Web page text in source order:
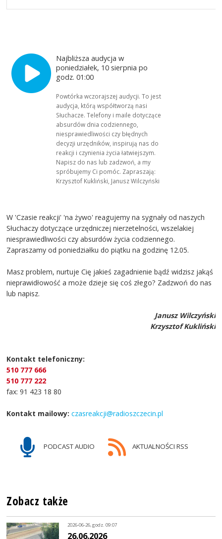
Najbliższa audycja w
poniedziałek, 10 sierpnia po
godz. 01:00
Powtórka wczorajszej audycji. To jest
audycja, którą współtworzą nasi
Słuchacze. Telefony i maile dotyczące
absurdów dnia codziennego,
niesprawiedliwości czy błędnych
decyzji urzędników, inspirują nas do
reakcji i czynienia życia łatwiejszym.
Napisz do nas lub zadzwoń, a my
spróbujemy Ci pomóc. Zapraszają:
Krzysztof Kukliński, Janusz Wilczyński
W 'Czasie reakcji' 'na żywo' reagujemy na sygnały od naszych
Słuchaczy dotyczące urzędniczej nierzetelności, wszelakiej
niesprawiedliwości czy absurdów życia codziennego.
Zapraszamy od poniedziałku do piątku na godzinę 12.05.
Masz problem, nurtuje Cię jakieś zagadnienie bądź widzisz jakąś
nieprawidłowość a może dzieje się coś złego? Zadzwoń do nas
lub napisz.
Janusz Wilczyński
Krzysztof Kukliński
Kontakt telefoniczny:
510 777 666
510 777 222
fax: 91 423 18 80
Kontakt mailowy: czasreakcji@radioszczecin.pl
PODCAST AUDIO AKTUALNOŚCI RSS
Zobacz także
2026-06-26, godz. 09:07
26.06.2026